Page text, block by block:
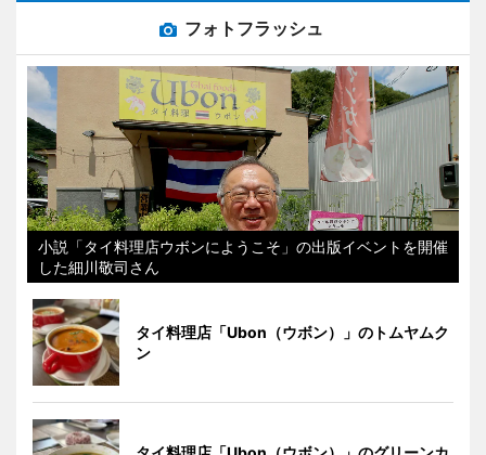
フォトフラッシュ
小説「タイ料理店ウボンにようこそ」の出版イベントを開催
した細川敬司さん
タイ料理店「Ubon（ウボン）」のトムヤムク
ン